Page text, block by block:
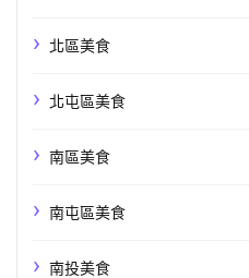
北區美食
北屯區美食
南區美食
南屯區美食
南投美食